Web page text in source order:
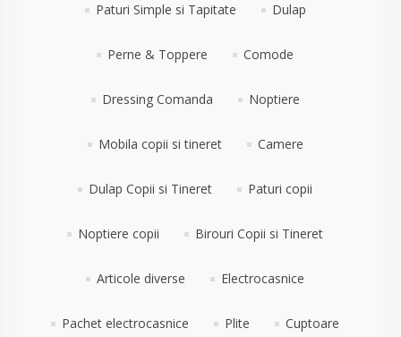
Paturi Simple si Tapitate Dulap
Perne & Toppere Comode
Dressing Comanda Noptiere
Mobila copii si tineret Camere
Dulap Copii si Tineret Paturi copii
Noptiere copii Birouri Copii si Tineret
Articole diverse Electrocasnice
Pachet electrocasnice Plite Cuptoare